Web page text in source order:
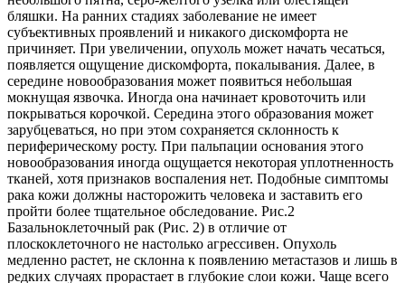
бляшки. На ранних стадиях заболевание не имеет
субъективных проявлений и никакого дискомфорта не
причиняет. При увеличении, опухоль может начать чесаться,
появляется ощущение дискомфорта, покалывания. Далее, в
середине новообразования может появиться небольшая
мокнущая язвочка. Иногда она начинает кровоточить или
покрываться корочкой. Середина этого образования может
зарубцеваться, но при этом сохраняется склонность к
периферическому росту. При пальпации основания этого
новообразования иногда ощущается некоторая уплотненность
тканей, хотя признаков воспаления нет. Подобные симптомы
рака кожи должны насторожить человека и заставить его
пройти более тщательное обследование. Рис.2
Базальноклеточный рак (Рис. 2) в отличие от
плоскоклеточного не настолько агрессивен. Опухоль
медленно растет, не склонна к появлению метастазов и лишь в
редких случаях прорастает в глубокие слои кожи. Чаще всего